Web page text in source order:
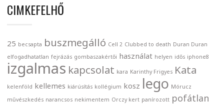
CIMKEFELHŐ
25 becsapta buszmegálló Cell 2 Clubbed to death Duran Duran
elfogadhatatlan fejrázás gombaszakértői használat helyen idős iphone8
izgalmas kapcsolat kara Karinthy Frigyes Kata
kelenföld kellemes kiárúsítás kollégium kosz lego Mórucz
művészkedés narancsos nekimentem Orczy kert panírozott pofátlan